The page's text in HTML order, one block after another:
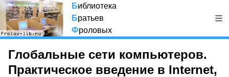
Библиотека
Братьев
Фроловых
Глобальные сети компьютеров.
Практическое введение в Internet,